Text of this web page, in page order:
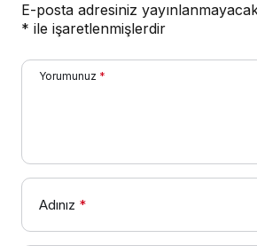
E-posta adresiniz
* ile işaretlenmişlerdir
Yorumunuz *
Adınız *